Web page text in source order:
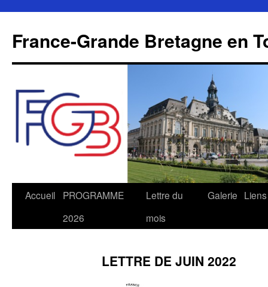
contenu
France-Grande Bretagne en
Accueil
PROGRAMME
2026
Lettre du
mois
Galerie Liens
LETTRE DE JUIN 2022